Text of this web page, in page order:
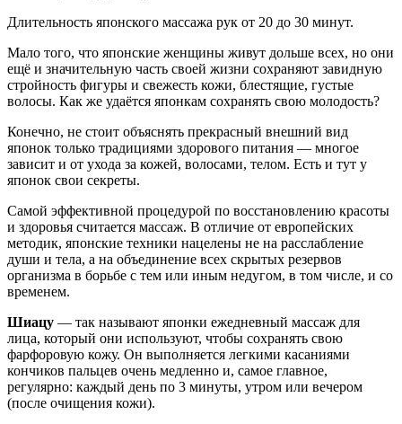
Длительность японского массажа рук от 20 до 30 минут.
Мало того, что японские женщины живут дольше всех, но они
ещё и значительную часть своей жизни сохраняют завидную
стройность фигуры и свежесть кожи, блестящие, густые
волосы. Как же удаётся японкам сохранять свою молодость?
Конечно, не стоит объяснять прекрасный внешний вид
японок только традициями здорового питания — многое
зависит и от ухода за кожей, волосами, телом. Есть и тут у
японок свои секреты.
Самой эффективной процедурой по восстановлению красоты
и здоровья считается массаж. В отличие от европейских
методик, японские техники нацелены не на расслабление
души и тела, а на объединение всех скрытых резервов
организма в борьбе с тем или иным недугом, в том числе, и со
временем.
Шиацу — так называют японки ежедневный массаж для
лица, который они используют, чтобы сохранять свою
фарфоровую кожу. Он выполняется легкими касаниями
кончиков пальцев очень медленно и, самое главное,
регулярно: каждый день по 3 минуты, утром или вечером
(после очищения кожи).